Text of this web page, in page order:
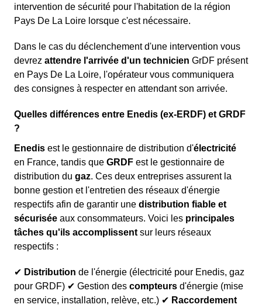
intervention de sécurité pour l'habitation de la région
Pays De La Loire lorsque c'est nécessaire.
Dans le cas du déclenchement d'une intervention vous
devrez attendre l'arrivée d'un technicien GrDF présent
en Pays De La Loire, l'opérateur vous communiquera
des consignes à respecter en attendant son arrivée.
Quelles différences entre Enedis (ex-ERDF) et GRDF
?
Enedis est le gestionnaire de distribution d'électricité
en France, tandis que GRDF est le gestionnaire de
distribution du gaz. Ces deux entreprises assurent la
bonne gestion et l'entretien des réseaux d'énergie
respectifs afin de garantir une distribution fiable et
sécurisée aux consommateurs. Voici les principales
tâches qu'ils accomplissent sur leurs réseaux
respectifs :
✔ Distribution de l'énergie (électricité pour Enedis, gaz
pour GRDF) ✔ Gestion des compteurs d'énergie (mise
en service, installation, relève, etc.) ✔ Raccordement